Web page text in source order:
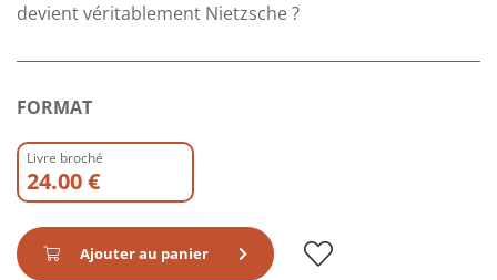
devient véritablement Nietzsche ?
FORMAT
Livre broché
24.00 €
Ajouter au panier